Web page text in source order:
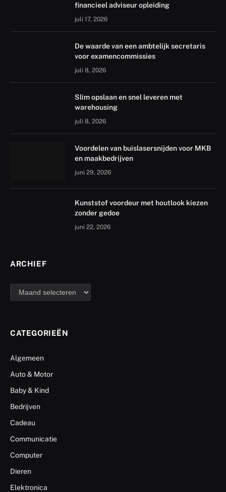
financieel adviseur opleiding
juli 17, 2026
De waarde van een ambtelijk secretaris
voor examencommissies
juli 8, 2026
Slim opslaan en snel leveren met
warehousing
juli 8, 2026
Voordelen van buislasersnijden voor MKB
en maakbedrijven
juni 29, 2026
Kunststof voordeur met houtlook kiezen
zonder gedoe
juni 22, 2026
ARCHIEF
archief
CATEGORIEËN
Algemeen
Auto & Motor
Baby & Kind
Bedrijven
Cadeau
Communicatie
Computer
Dieren
Elektronica